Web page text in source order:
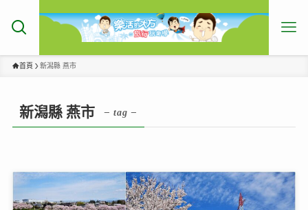
首頁 新潟縣 燕市
新潟縣 燕市 – tag –